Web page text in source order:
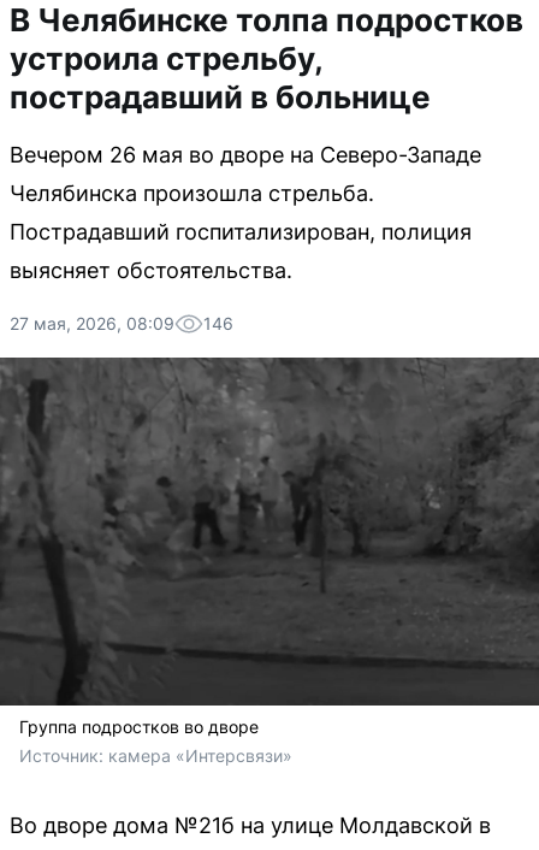
В Челябинске толпа подростков
устроила стрельбу,
пострадавший в больнице
Вечером 26 мая во дворе на Северо-Западе
Челябинска произошла стрельба.
Пострадавший госпитализирован, полиция
выясняет обстоятельства.
27 мая, 2026, 08:09 146
Группа подростков во дворе
Источник: камера «Интерсвязи»
Во дворе дома №21б на улице Молдавской в